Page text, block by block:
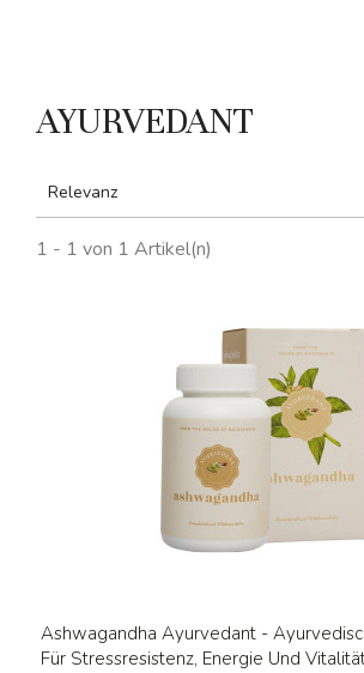
AYURVEDANT
Relevanz
1 - 1 von 1 Artikel(n)
Ashwagandha Ayurvedant -
Für Stressresistenz, Energie Und